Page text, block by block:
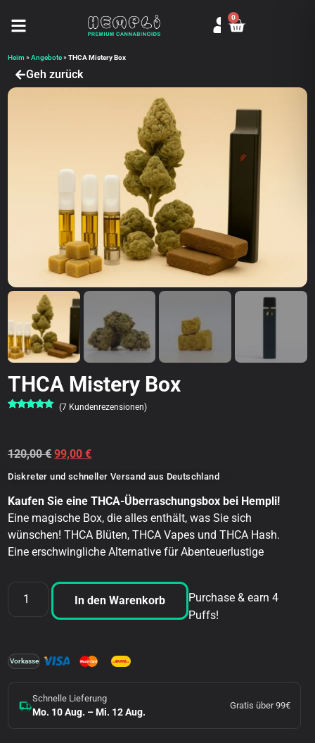
Seitenmenü öffnen
0
Heim »Angebote»THCA Mistery Box
Geh zurück
THCA Mistery Box
auf
Kundenbewertungen
(7 Kundenrezensionen)
120,00€ 99,00€
Diskreter und schneller Versand aus Deutschland
Kaufen Sie eine THCA-Überraschungsbox bei Hempli!
Eine magische Box, die alles enthält, was Sie sich
wünschen! THCA Blüten, THCA Vapes und THCA Hash.
Eine erschwingliche Alternative für Abenteuerlustige
In den Warenkorb
Purchase & earn 4
Puffs!
Vorkasse
Schnelle Lieferung
Mo. 10 Aug. – Mi. 12 Aug.
Gratis über 99€